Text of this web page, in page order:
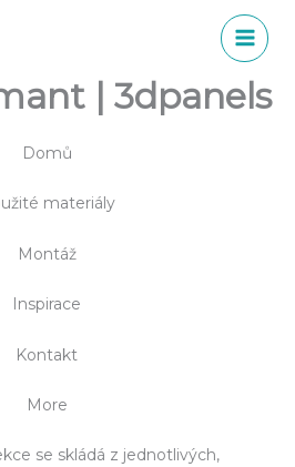
| 3dpanels
Domů
materiály
Montáž
Inspirace
Kontakt
More
se skládá z jednotlivých,